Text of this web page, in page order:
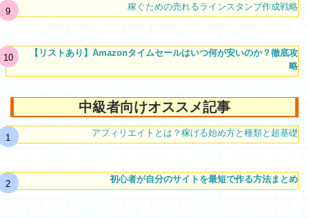
稼ぐための売れるラインスタンプ作成戦略
【リストあり】Amazonタイムセールはいつ何が安いのか？徹底攻
略
中級者向けオススメ記事
アフィリエイトとは？稼げる始め方と種類と超基礎
初心者が自分のサイトを最短で作る方法まとめ